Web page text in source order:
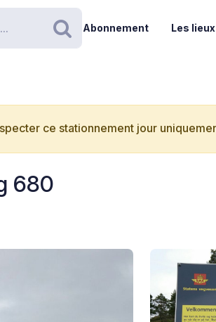
Rechercher
Abonnement Les lieux
ce stationnement jour
680